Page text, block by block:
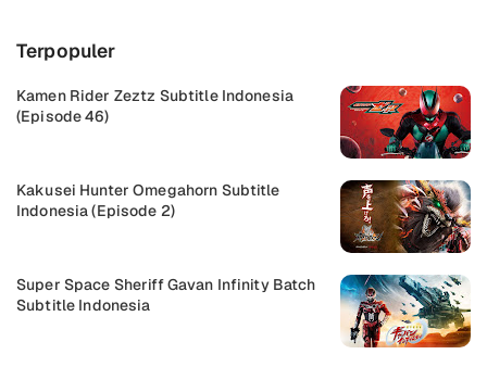
Terpopuler
Kamen Rider Zeztz Subtitle Indonesia
(Episode 46)
Kakusei Hunter Omegahorn Subtitle
Indonesia (Episode 2)
Super Space Sheriff Gavan Infinity Batch
Subtitle Indonesia